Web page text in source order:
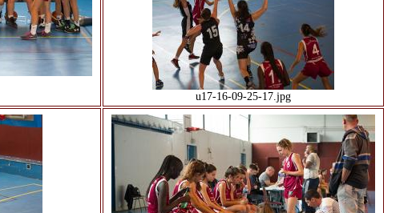
u17-16-09-25-17.jpg